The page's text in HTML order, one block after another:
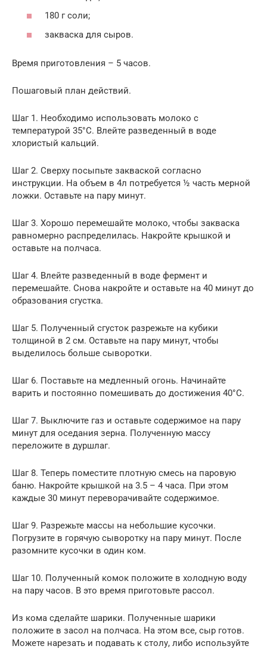
180 г соли;
закваска для сыров.
Время приготовления – 5 часов.
Пошаговый план действий.
Шаг 1. Необходимо использовать молоко с
температурой 35°С. Влейте разведенный в воде
хлористый кальций.
Шаг 2. Сверху посыпьте закваской согласно
инструкции. На объем в 4л потребуется ½ часть мерной
ложки. Оставьте на пару минут.
Шаг 3. Хорошо перемешайте молоко, чтобы закваска
равномерно распределилась. Накройте крышкой и
оставьте на полчаса.
Шаг 4. Влейте разведенный в воде фермент и
перемешайте. Снова накройте и оставьте на 40 минут до
образования сгустка.
Шаг 5. Полученный сгусток разрежьте на кубики
толщиной в 2 см. Оставьте на пару минут, чтобы
выделилось больше сыворотки.
Шаг 6. Поставьте на медленный огонь. Начинайте
варить и постоянно помешивать до достижения 40°C.
Шаг 7. Выключите газ и оставьте содержимое на пару
минут для оседания зерна. Полученную массу
переложите в дуршлаг.
Шаг 8. Теперь поместите плотную смесь на паровую
баню. Накройте крышкой на 3.5 – 4 часа. При этом
каждые 30 минут переворачивайте содержимое.
Шаг 9. Разрежьте массы на небольшие кусочки.
Погрузите в горячую сыворотку на пару минут. После
разомните кусочки в один ком.
Шаг 10. Полученный комок положите в холодную воду
на пару часов. В это время приготовьте рассол.
Из кома сделайте шарики. Полученные шарики
положите в засол на полчаса. На этом все, сыр готов.
Можете нарезать и подавать к столу, либо используйте